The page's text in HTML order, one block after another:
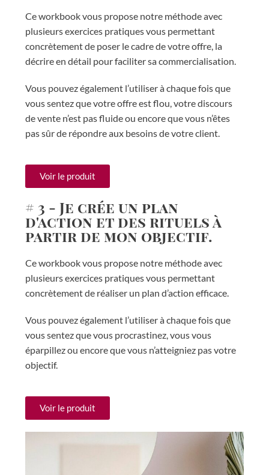
Ce workbook vous propose notre méthode avec
plusieurs exercices pratiques vous permettant
concrètement de poser le cadre de votre offre, la
décrire en détail pour faciliter sa commercialisation.
Vous pouvez également l’utiliser à chaque fois que
vous sentez que votre offre est flou, votre discours
de vente n’est pas fluide ou encore que vous n’êtes
pas sûr de répondre aux besoins de votre client.
Voir le produit
# 3 - Je crée un plan
d'action et des rituels à
partir de mon objectif.
Ce workbook vous propose notre méthode avec
plusieurs exercices pratiques vous permettant
concrètement de réaliser un plan d’action efficace.
Vous pouvez également l’utiliser à chaque fois que
vous sentez quevous procrastinez, vous vous
éparpillez ou encore que vous n’atteigniez pas votre
objectif.
Voir le produit